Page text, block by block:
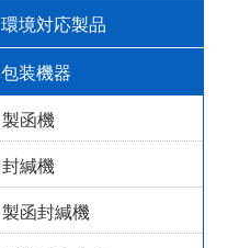
環境対応製品
包装機器
製函機
封緘機
製函封緘機